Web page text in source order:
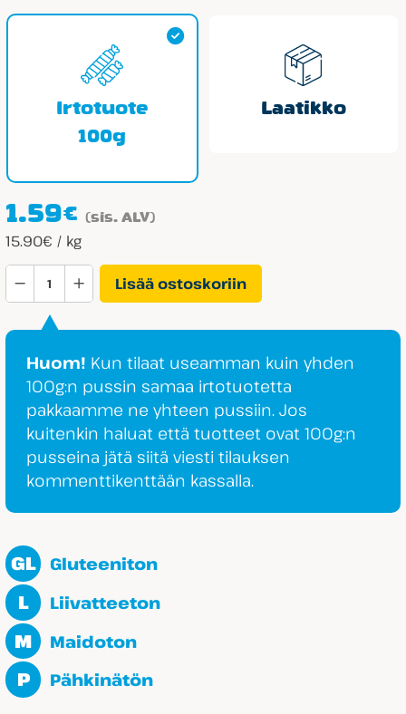
15.90€
Irtotuote
100g
Laatikko
1.59€ (sis. ALV)
15.90€ / kg
Vanhat
Autot
Hedelmä
määrä
Lisää ostoskoriin
Huom! Kun tilaat useamman kuin yhden
100g:n pussin samaa irtotuotetta
pakkaamme ne yhteen pussiin. Jos
kuitenkin haluat että tuotteet ovat 100g:n
pusseina jätä siitä viesti tilauksen
kommenttikenttään kassalla.
GL Gluteeniton
L Liivatteeton
M Maidoton
P Pähkinätön